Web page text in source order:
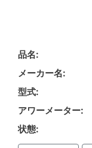
品名
メーカー名
型式
アワーメーター
状態